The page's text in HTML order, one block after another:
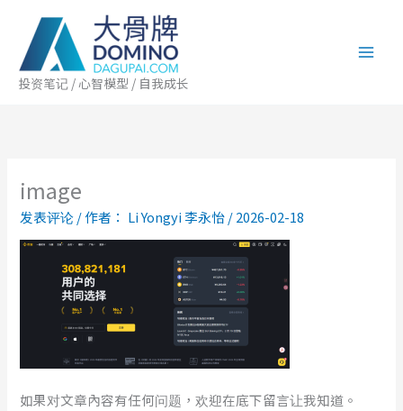
投资笔记 / 心智模型 / 自我成长
image
发表评论/ 作者： Li Yongyi 李永怡/2026-02-18
如果对文章內容有任何问题，欢迎在底下留言让我知道。